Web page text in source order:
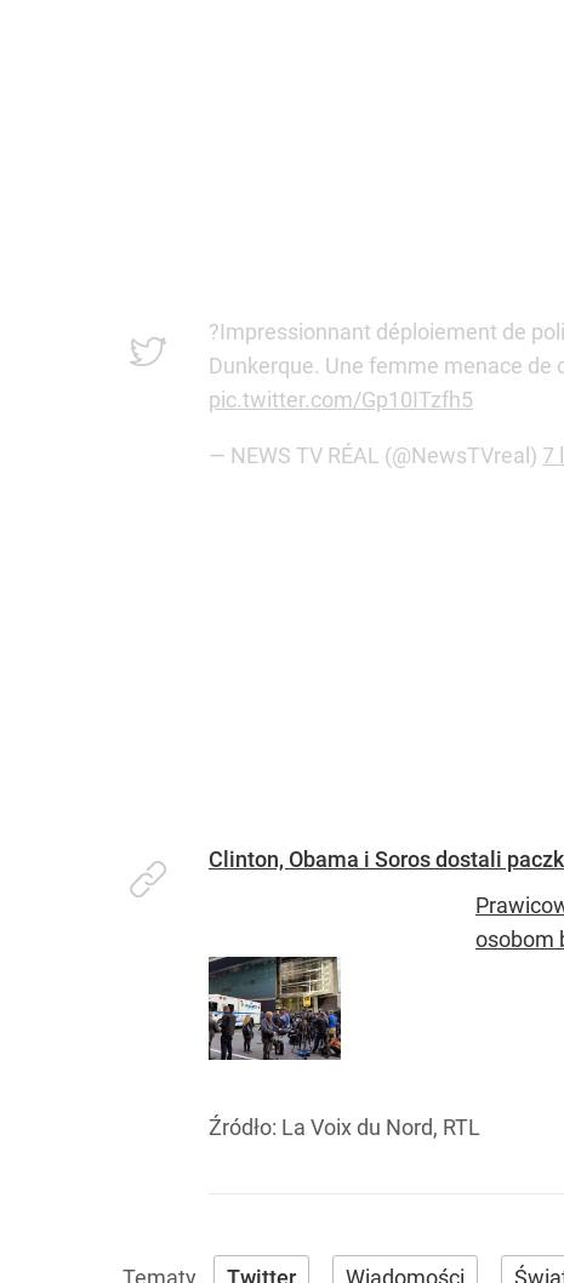
?Impressionnant déploiement de
Dunkerque. Une femme menace de
pic.twitter.com/Gp10ITzfh5
— NEWS TV RÉAL (@NewsTVreal) 7
Clinton, Obama i Soros dostali
osobom
Źródło: La Voix du Nord, RTL
Twitter Wiadomości